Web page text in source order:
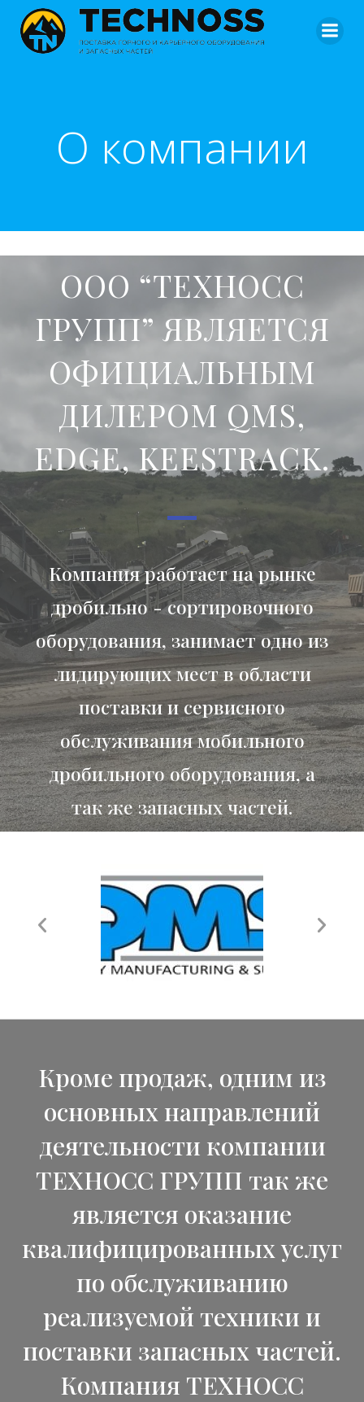
О компании
ООО “ТЕХНОСС
ГРУПП” ЯВЛЯЕТСЯ
ОФИЦИАЛЬНЫМ
ДИЛЕРОМ QMS,
EDGE, KEESTRACK.
Компания работает на рынке
дробильно - сортировочного
оборудования, занимает одно из
лидирующих мест в области
поставки и сервисного
обслуживания мобильного
дробильного оборудования, а
так же запасных частей.
Кроме продаж, одним из
основных направлений
деятельности компании
ТЕХНОСС ГРУПП так же
является оказание
квалифицированных услуг
по обслуживанию
реализуемой техники и
поставки запасных частей.
Компания ТЕХНОСС